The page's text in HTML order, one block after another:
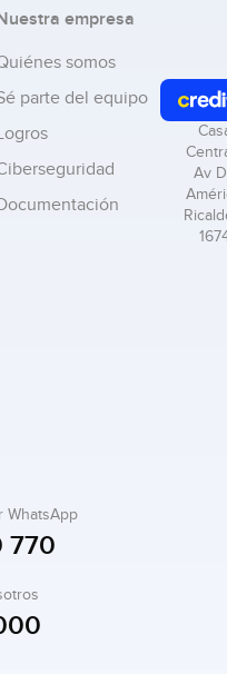
empresa
somos
parte del equipo
WhatsApp
770
Av